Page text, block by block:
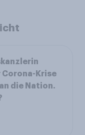
Corona-Krise
die Nation.